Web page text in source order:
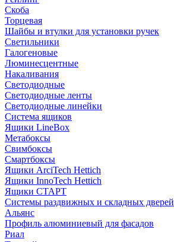
Скоба
Торцевая
Шайбы и втулки для установки ручек
Светильники
Галогеновые
Люминесцентные
Накаливания
Светодиодные
Светодиодные ленты
Светодиодные линейки
Система ящиков
Ящики LineBox
Метабоксы
Свимбоксы
Смартбоксы
Ящики ArciTech Hettich
Ящики InnoTech Hettich
Ящики СТАРТ
Системы раздвижных и складных дверей
Альянс
Профиль алюминиевый для фасадов
Риал